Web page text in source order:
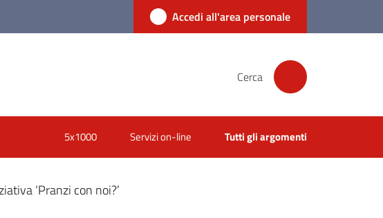
Accedi all'area personale
Cerca
5x1000 Servizi on-line Tutti gli argomenti
‘Pranzi con noi?’